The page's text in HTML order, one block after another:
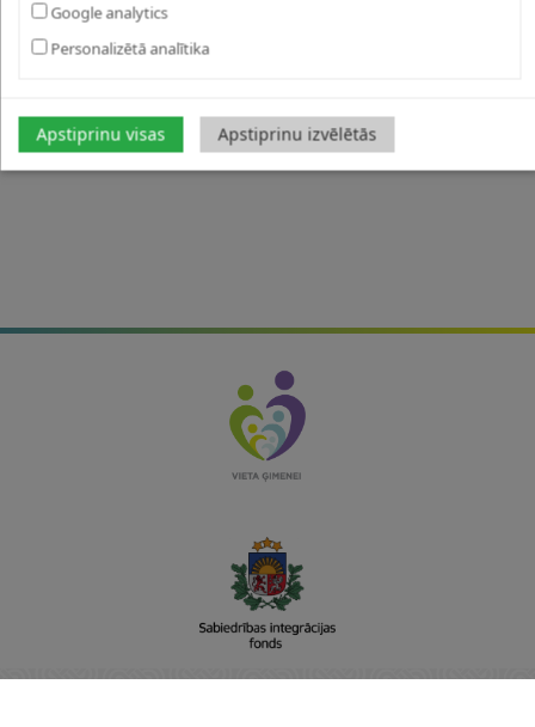
Google analytics
Personalizētā analītika
Apstiprinu visas Apstiprinu izvēlētās